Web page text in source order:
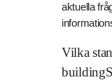
aktuella
Vilka